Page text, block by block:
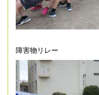
障害物リレー